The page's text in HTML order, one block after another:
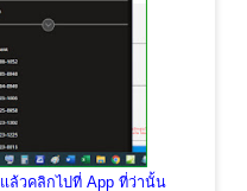
แล้วคลิกไปที่ App ที่ว่านั้น